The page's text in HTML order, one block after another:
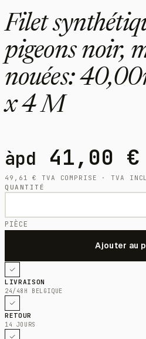
Filet
pigeons noir,
nouées:
x 4 M
àpd 41,00 €
49,61€
TVA COMPRISE · TVA
QUANTITÉ
PIÈCE
LIVRAISON
24/48H BELGIQUE
RETOUR
14 JOURS